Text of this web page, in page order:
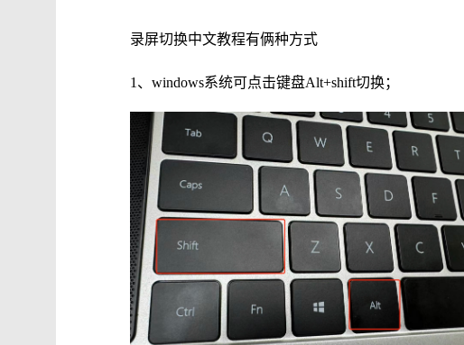
录屏切换中文教程有俩种方式
1、windows系统可点击键盘Alt+shift切换；